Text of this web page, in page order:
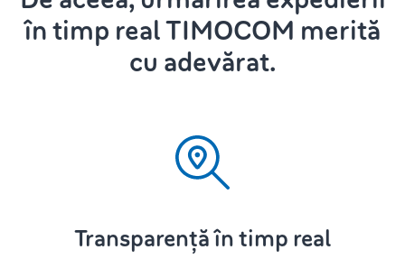
în timp real TIMOCOM merită
cu adevărat.
Transparență în timp real